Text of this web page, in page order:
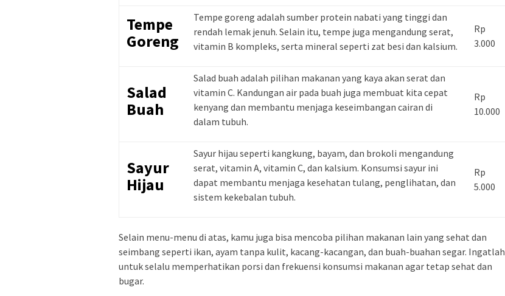
Tempe
Goreng
Tempe goreng adalah sumber protein nabati yang tinggi dan
rendah lemak jenuh. Selain itu, tempe juga mengandung serat,
vitamin B kompleks, serta mineral seperti zat besi dan kalsium.
Rp
3.000
Salad
Buah
Salad buah adalah pilihan makanan yang kaya akan serat dan
vitamin C. Kandungan air pada buah juga membuat kita cepat
kenyang dan membantu menjaga keseimbangan cairan di
dalam tubuh.
Rp
10.000
Sayur
Hijau
Sayur hijau seperti kangkung, bayam, dan brokoli mengandung
serat, vitamin A, vitamin C, dan kalsium. Konsumsi sayur ini
dapat membantu menjaga kesehatan tulang, penglihatan, dan
sistem kekebalan tubuh.
Rp
5.000
Selain menu-menu di atas, kamu juga bisa mencoba pilihan makanan lain yang sehat dan
seimbang seperti ikan, ayam tanpa kulit, kacang-kacangan, dan buah-buahan segar. Ingatlah
untuk selalu memperhatikan porsi dan frekuensi konsumsi makanan agar tetap sehat dan
bugar.